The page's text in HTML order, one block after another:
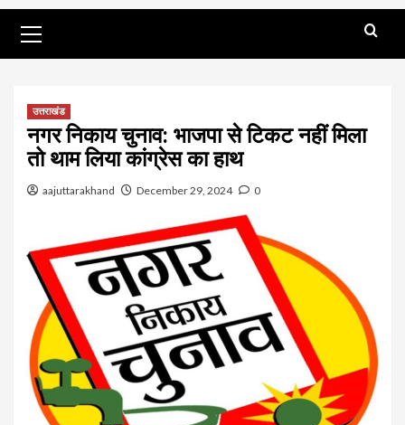
Menu
उत्तराखंड
नगर निकाय चुनाव: भाजपा से टिकट नहीं मिला
तो थाम लिया कांग्रेस का हाथ
aajuttarakhand December 29, 2024 0